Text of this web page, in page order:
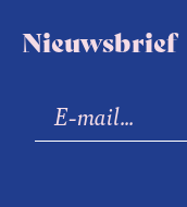
Nieuwsbrief